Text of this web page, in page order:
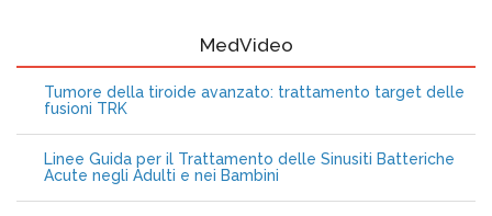
MedVideo
Tumore della tiroide avanzato: trattamento target delle
fusioni TRK
Linee Guida per il Trattamento delle Sinusiti Batteriche
Acute negli Adulti e nei Bambini